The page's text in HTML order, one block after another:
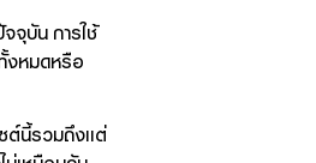
จุบัน การใช้
งหมดหรือ
ต์นี้รวมถึงแต่